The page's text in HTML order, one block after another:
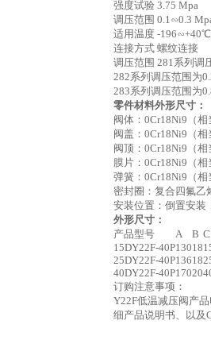
强度试验 3.75 Mpa
调压范围 0.1∽0.3
适用温度 -196∽+40℃
连接方式 螺纹连接
调压范围 281系列调
282系列调压范围为
283系列调压范围为
零件材料外形尺寸：
阀体：0Cr18Ni9（相
阀盖：0Cr18Ni9（相
阀顶：0Cr18Ni9（相
膜片：0Cr18Ni9（相
弹簧：0Cr18Ni9（相
密封圈：复合四氟乙
安装位置：倒置安装
外形尺寸：
产品型号
A B C
15DY22F-40P13018
25DY22F-40P13618
40DY22F-40P17020
订购注意事项：
Y22F低温减压阀产
细产品说明书、以及